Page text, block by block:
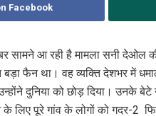
Facebook
सामने आ रही है मामला सनी देओल
फैन‌ था। वह व्यक्ति देशभर में
दुनिया को छोड़ दिया। उनके
के लिए पूरे गांव के लोगों को गदर-2